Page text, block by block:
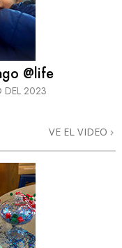
@life
DEL 2023
VE EL VIDEO